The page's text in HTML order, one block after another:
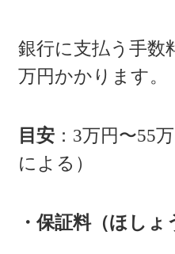
銀行に支払う手数
万円かかります。
目安 ：3万円〜55
による）
・保証料（ほしょ